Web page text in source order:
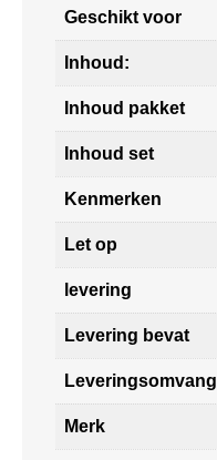
Geschikt voor
Inhoud:
Inhoud pakket
Inhoud set
Kenmerken
Let op
levering
Levering bevat
Leveringsomvang
Merk